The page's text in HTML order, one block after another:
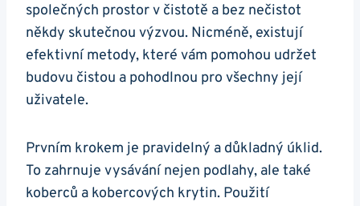
společných prostor v čistotě a bez nečistot
někdy skutečnou výzvou. Nicméně, existují
efektivní metody, které vám pomohou ​udržet
budovu⁣ čistou a pohodlnou pro⁣ všechny její
uživatele.
Prvním krokem je pravidelný a důkladný úklid.
To zahrnuje vysávání ‍nejen podlahy, ale také
koberců a kobercových krytin. Použití